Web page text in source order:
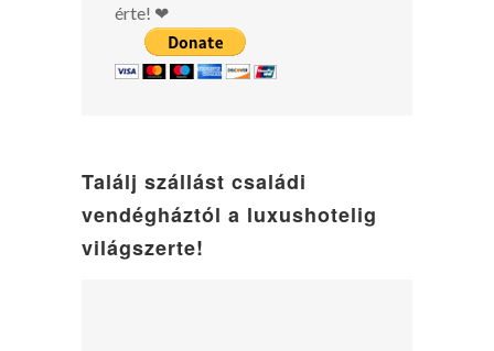
érte! ❤
Találj szállást családi
vendégháztól a luxushotelig
világszerte!